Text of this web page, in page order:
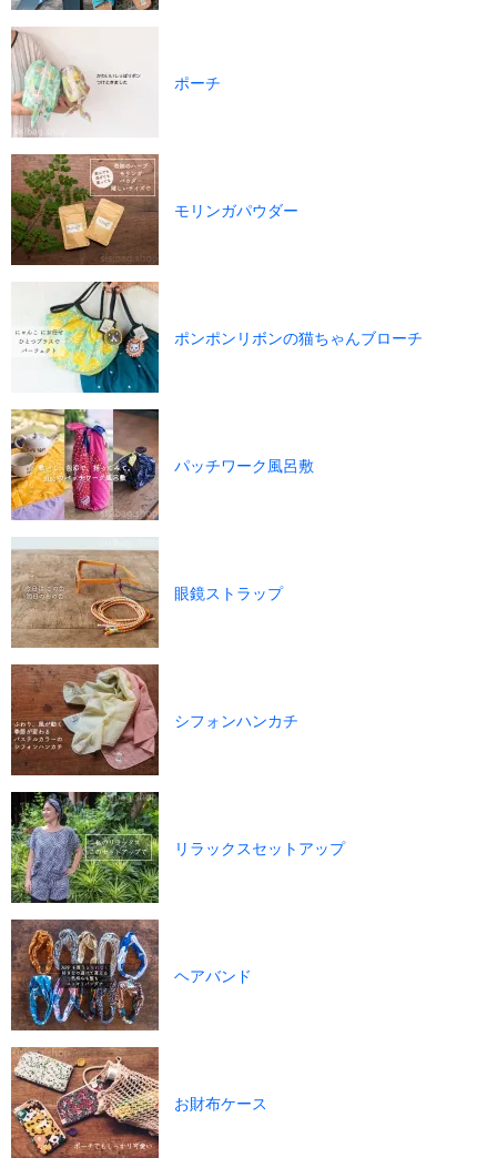
ポーチ
モリンガパウダー
ポンポンリボンの猫ちゃんブローチ
パッチワーク風呂敷
眼鏡ストラップ
シフォンハンカチ
リラックスセットアップ
ヘアバンド
お財布ケース